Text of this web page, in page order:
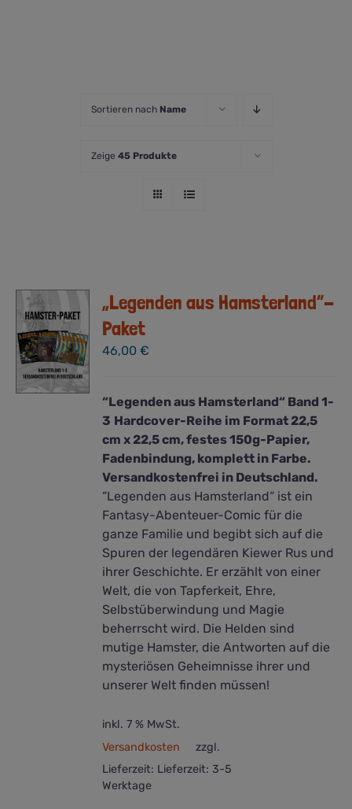
Sortieren nach Name
Zeige 45 Produkte
„Legenden aus Hamsterland“-
Paket
46,00€
“Legenden aus Hamsterland“ Band 1-
3 Hardcover-Reihe im Format 22,5
cm x 22,5 cm, festes 150g-Papier,
Fadenbindung, komplett in Farbe.
Versandkostenfrei in Deutschland.
“Legenden aus Hamsterland“ ist ein
Fantasy-Abenteuer-Comic für die
ganze Familie und begibt sich auf die
Spuren der legendären Kiewer Rus und
ihrer Geschichte. Er erzählt von einer
Welt, die von Tapferkeit, Ehre,
Selbstüberwindung und Magie
beherrscht wird. Die Helden sind
mutige Hamster, die Antworten auf die
mysteriösen Geheimnisse ihrer und
unserer Welt finden müssen!
inkl. 7 % MwSt.
zzgl.
Versandkosten
Lieferzeit: Lieferzeit: 3-5
Werktage